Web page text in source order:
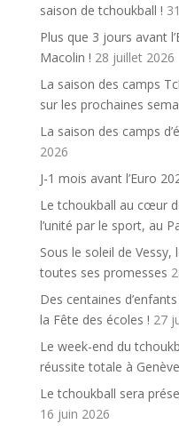
saison de tchoukball !
Plus que 3 jours avant
Macolin ! 28 juillet 2026
La saison des camps
sur les prochaines
La saison des camps
2026
J-1 mois avant l’Euro
Le tchoukball au cœur
l’unité par le sport, au
Sous le soleil de
toutes ses promesses
Des centaines
la Fête des écoles ! 27
Le week-end du
réussite totale à
Le tchoukball sera
16 juin 2026